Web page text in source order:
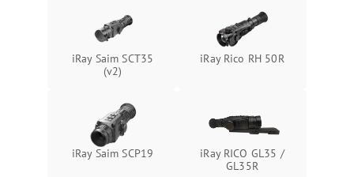
Неисправность системы
защиты от
перенапряжения
1500 ₽ Подробнее →
Неисправность системы
защиты от замыкания
Подробнее →
Неисправность системы
Подробнее →
iRay Saim SCT35
(v2)
iRay Rico RH 50R
iRay Saim SCP19
iRay RICO GL35 /
GL35R